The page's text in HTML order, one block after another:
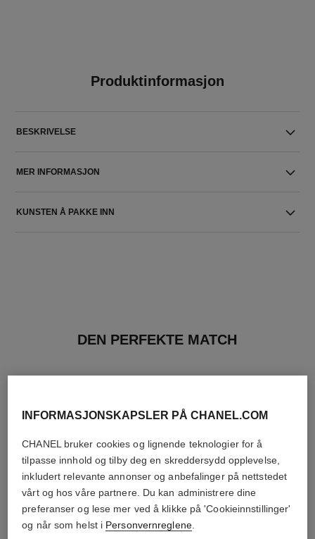
Produktinformasjon
BESKRIVELSE
MER INFORMASJON
KUNSTEN Å PAKKE INN
DEN PERFEKTE MATCH
INFORMASJONSKAPSLER PÅ CHANEL.COM
CHANEL bruker cookies og lignende teknologier for å
tilpasse innhold og tilby deg en skreddersydd opplevelse,
inkludert relevante annonser og anbefalinger på nettstedet
vårt og hos våre partnere. Du kan administrere dine
preferanser og lese mer ved å klikke på 'Cookieinnstillinger'
og når som helst i Personvernreglene.